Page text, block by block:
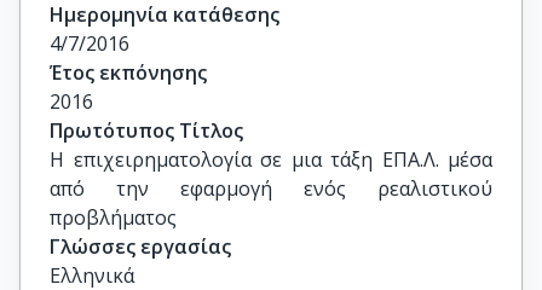
Ημερομηνία κατάθεσης
4/7/2016
Έτος εκπόνησης
2016
Πρωτότυπος Τίτλος
Η επιχειρηματολογία σε μια τάξη ΕΠΑ.Λ. μέσα
από την εφαρμογή ενός ρεαλιστικού
προβλήματος
Γλώσσες εργασίας
Ελληνικά